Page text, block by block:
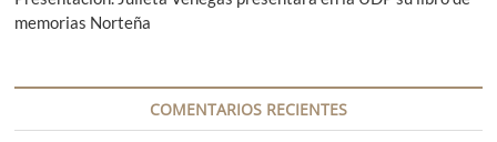
d
s
memorias Norteña
COMENTARIOS RECIENTES